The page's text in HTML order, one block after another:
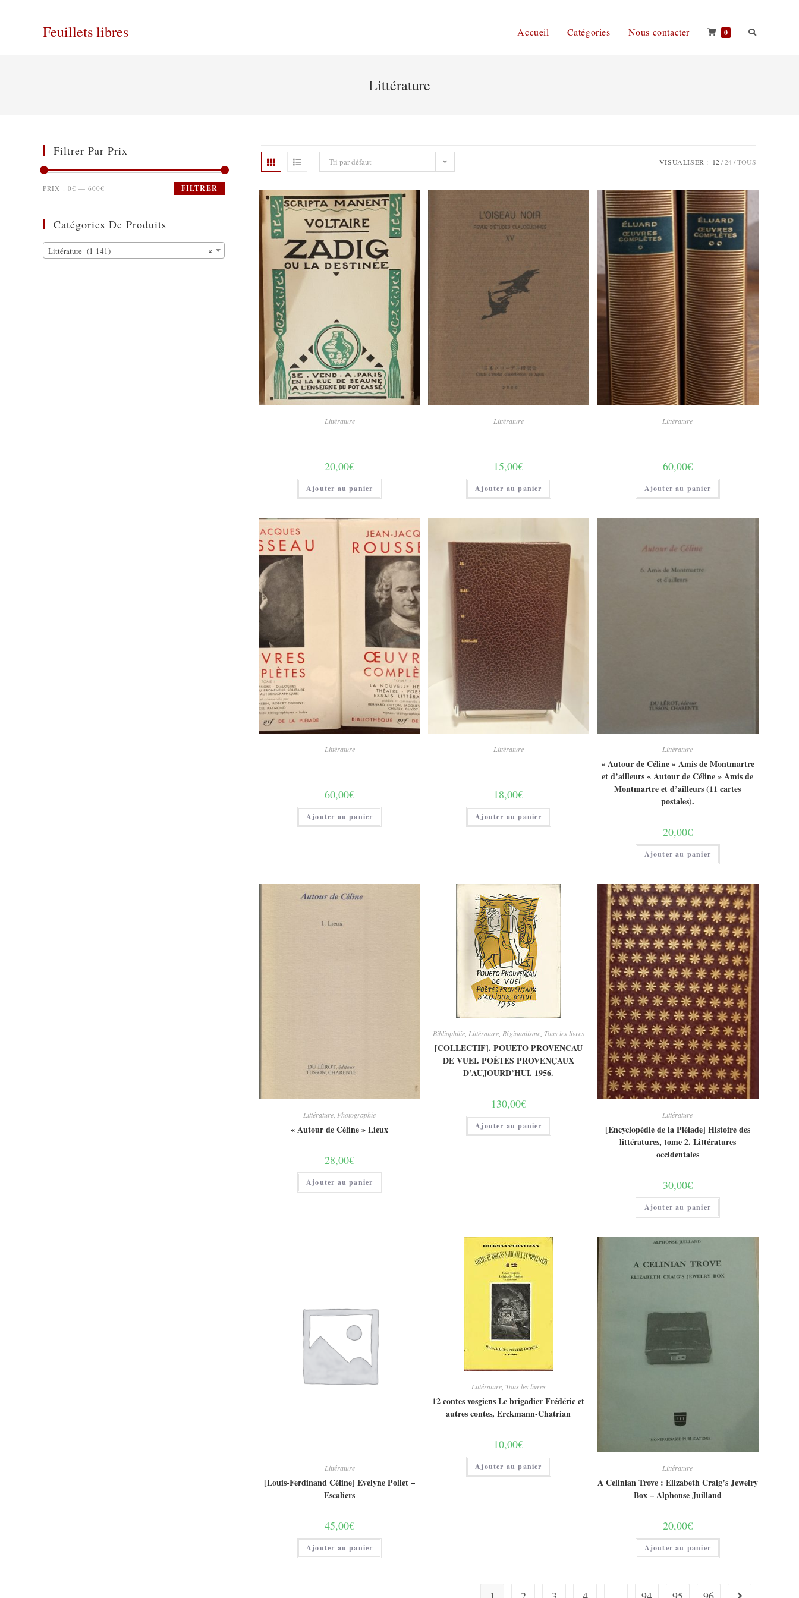
Feuillets libres Accueil Catégories Nous contacter 0
Littérature
Tri par défaut VISUALISER : 12 24 TOUS
Littérature
20,00€
Ajouter au panier
Littérature
15,00€
Ajouter au panier
Littérature
60,00€
Ajouter au panier
Littérature
60,00€
Ajouter au panier
Littérature
18,00€
Ajouter au panier
Littérature
« Autour de Céline » Amis de Montmartre
et d’ailleurs « Autour de Céline » Amis de
Montmartre et d’ailleurs (11 cartes
postales).
20,00€
Ajouter au panier
Littérature Photographie
« Autour de Céline » Lieux
28,00€
Ajouter au panier
Bibliophilie, Littérature, Régionalisme, Tous les livres
​[COLLECTIF]. POUETO PROVENCAU
DE VUEI. POÈTES PROVENÇAUX
D’AUJOURD’HUI. 1956.
130,00€
Ajouter au panier
Littérature
[Encyclopédie de la Pléiade] Histoire des
littératures, tome 2. Littératures
occidentales
30,00€
Ajouter au panier
Littérature
[Louis-Ferdinand Céline] Evelyne Pollet –
Escaliers
45,00€
Ajouter au panier
Littérature, Tous les livres
12 contes vosgiens Le brigadier Frédéric et
autres contes, Erckmann-Chatrian
10,00€
Ajouter au panier Littérature
A Celinian Trove : Elizabeth Craig’s Jewelry
Box – Alphonse Juilland
20,00€
Ajouter au panier
Filtrer Par Prix
FILTRER
PRIX : 0€ — 600€
Catégories De Produits
×
Littérature (1 141)